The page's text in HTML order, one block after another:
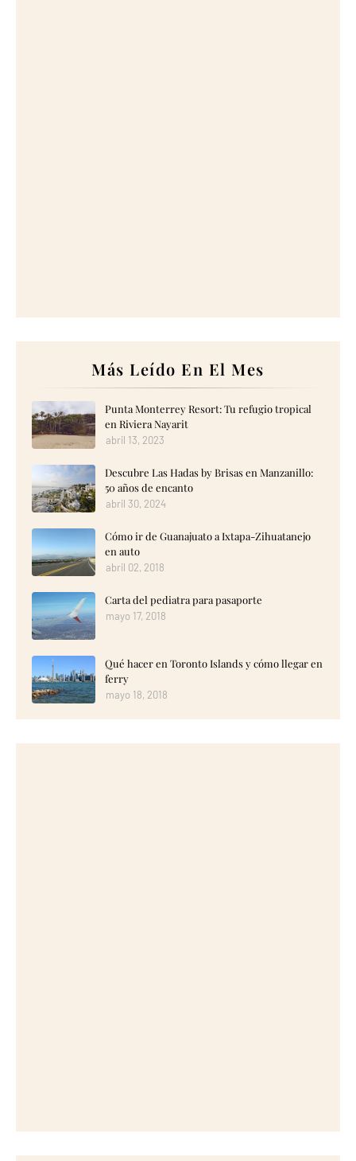
Más Leído En El Mes
Punta Monterrey Resort: Tu refugio tropical
en Riviera Nayarit
abril 13, 2023
Descubre Las Hadas by Brisas en Manzanillo:
50 años de encanto
abril 30, 2024
Cómo ir de Guanajuato a Ixtapa-Zihuatanejo
en auto
abril 02, 2018
Carta del pediatra para pasaporte
mayo 17, 2018
Qué hacer en Toronto Islands y cómo llegar en
ferry
mayo 18, 2018